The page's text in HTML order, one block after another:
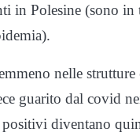
in Polesine (sono
nelle strutture
guarito dal covid
diventano